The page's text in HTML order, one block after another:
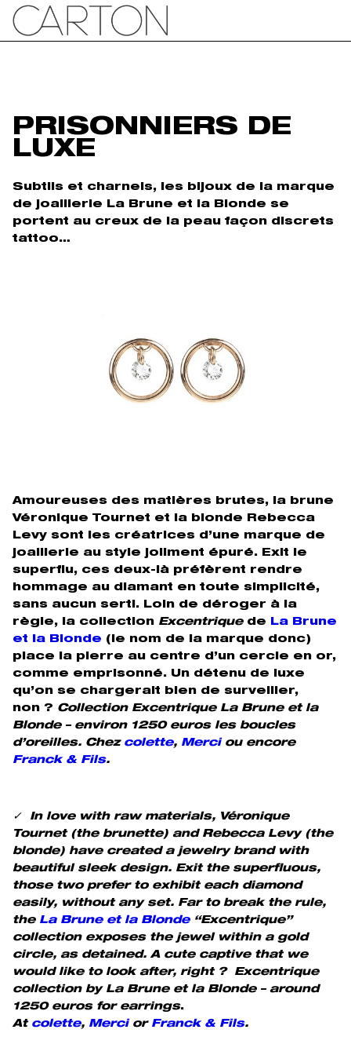
PRISONNIERS DE
LUXE
Subtils et charnels, les bijoux de la marque
de joaillerie La Brune et la Blonde se
portent au creux de la peau façon discrets
tattoo…
Amoureuses des matières brutes, la brune
Véronique Tournet et la blonde Rebecca
Levy sont les créatrices d’une marque de
joaillerie au style joliment épuré. Exit le
superflu, ces deux-là préfèrent rendre
hommage au diamant en toute simplicité,
sans aucun serti. Loin de déroger à la
règle, la collection Excentriquede
La Brune
et la Blonde (le nom de la marque donc)
place la pierre au centre d’un cercle en or,
comme emprisonné. Un détenu de luxe
qu’on se chargerait bien de surveiller,
non ? Collection Excentrique La Brune et la
Blonde – environ 1250 euros les boucles
d’oreilles. Chez colette, Merciou encore
Franck & Fils.
✓ In love with raw materials, Véronique
Tournet (the brunette) and Rebecca Levy (the
blonde) have created a jewelry brand with
beautiful sleek design. Exit the superfluous,
those two prefer to exhibit each diamond
easily, without any set. Far to break the rule,
the La Brune et la Blonde“Excentrique”
collection exposes the jewel within a gold
circle, as detained. A cute captive that we
would like to look after, right ? Excentrique
collection by La Brune et la Blonde – around
1250 euros for earrings.
At colette, Mercior Franck & Fils.